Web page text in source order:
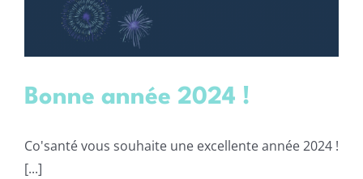
Bonne année 2024 !
Co'santé vous souhaite une excellente année 2024 !
[...]